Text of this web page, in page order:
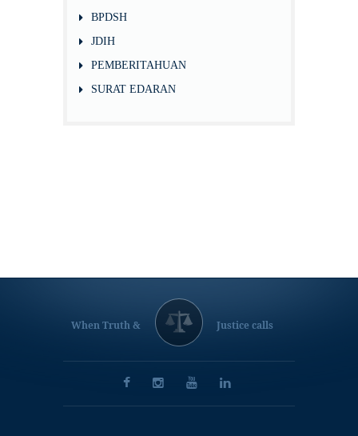
BPDSH
JDIH
PEMBERITAHUAN
SURAT EDARAN
When Truth & Justice calls